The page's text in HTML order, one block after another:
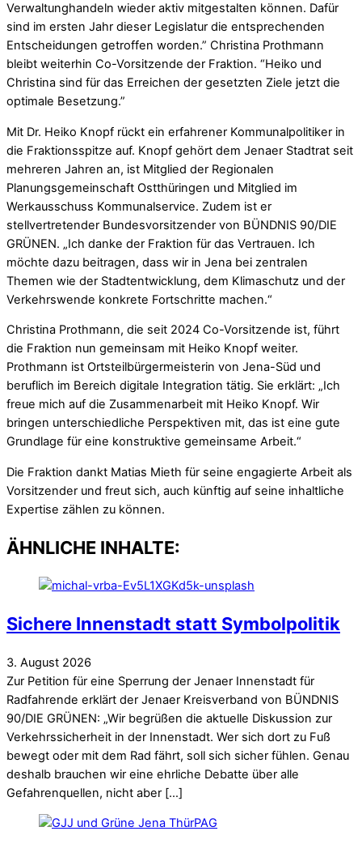
Verwaltunghandeln wieder aktiv mitgestalten können. Dafür
sind im ersten Jahr dieser Legislatur die entsprechenden
Entscheidungen getroffen worden.” Christina Prothmann
bleibt weiterhin Co-Vorsitzende der Fraktion. “Heiko und
Christina sind für das Erreichen der gesetzten Ziele jetzt die
optimale Besetzung.”
Mit Dr. Heiko Knopf rückt ein erfahrener Kommunalpolitiker in
die Fraktionsspitze auf. Knopf gehört dem Jenaer Stadtrat seit
mehreren Jahren an, ist Mitglied der Regionalen
Planungsgemeinschaft Ostthüringen und Mitglied im
Werkausschuss Kommunalservice. Zudem ist er
stellvertretender Bundesvorsitzender von BÜNDNIS 90/DIE
GRÜNEN. „Ich danke der Fraktion für das Vertrauen. Ich
möchte dazu beitragen, dass wir in Jena bei zentralen
Themen wie der Stadtentwicklung, dem Klimaschutz und der
Verkehrswende konkrete Fortschritte machen.“
Christina Prothmann, die seit 2024 Co-Vorsitzende ist, führt
die Fraktion nun gemeinsam mit Heiko Knopf weiter.
Prothmann ist Ortsteilbürgermeisterin von Jena-Süd und
beruflich im Bereich digitale Integration tätig. Sie erklärt: „Ich
freue mich auf die Zusammenarbeit mit Heiko Knopf. Wir
bringen unterschiedliche Perspektiven mit, das ist eine gute
Grundlage für eine konstruktive gemeinsame Arbeit.“
Die Fraktion dankt Matias Mieth für seine engagierte Arbeit als
Vorsitzender und freut sich, auch künftig auf seine inhaltliche
Expertise zählen zu können.
ÄHNLICHE INHALTE:
Sichere Innenstadt statt Symbolpolitik
3. August 2026
Zur Petition für eine Sperrung der Jenaer Innenstadt für
Radfahrende erklärt der Jenaer Kreisverband von BÜNDNIS
90/DIE GRÜNEN: „Wir begrüßen die aktuelle Diskussion zur
Verkehrssicherheit in der Innenstadt. Wer sich dort zu Fuß
bewegt oder mit dem Rad fährt, soll sich sicher fühlen. Genau
deshalb brauchen wir eine ehrliche Debatte über alle
Gefahrenquellen, nicht aber […]